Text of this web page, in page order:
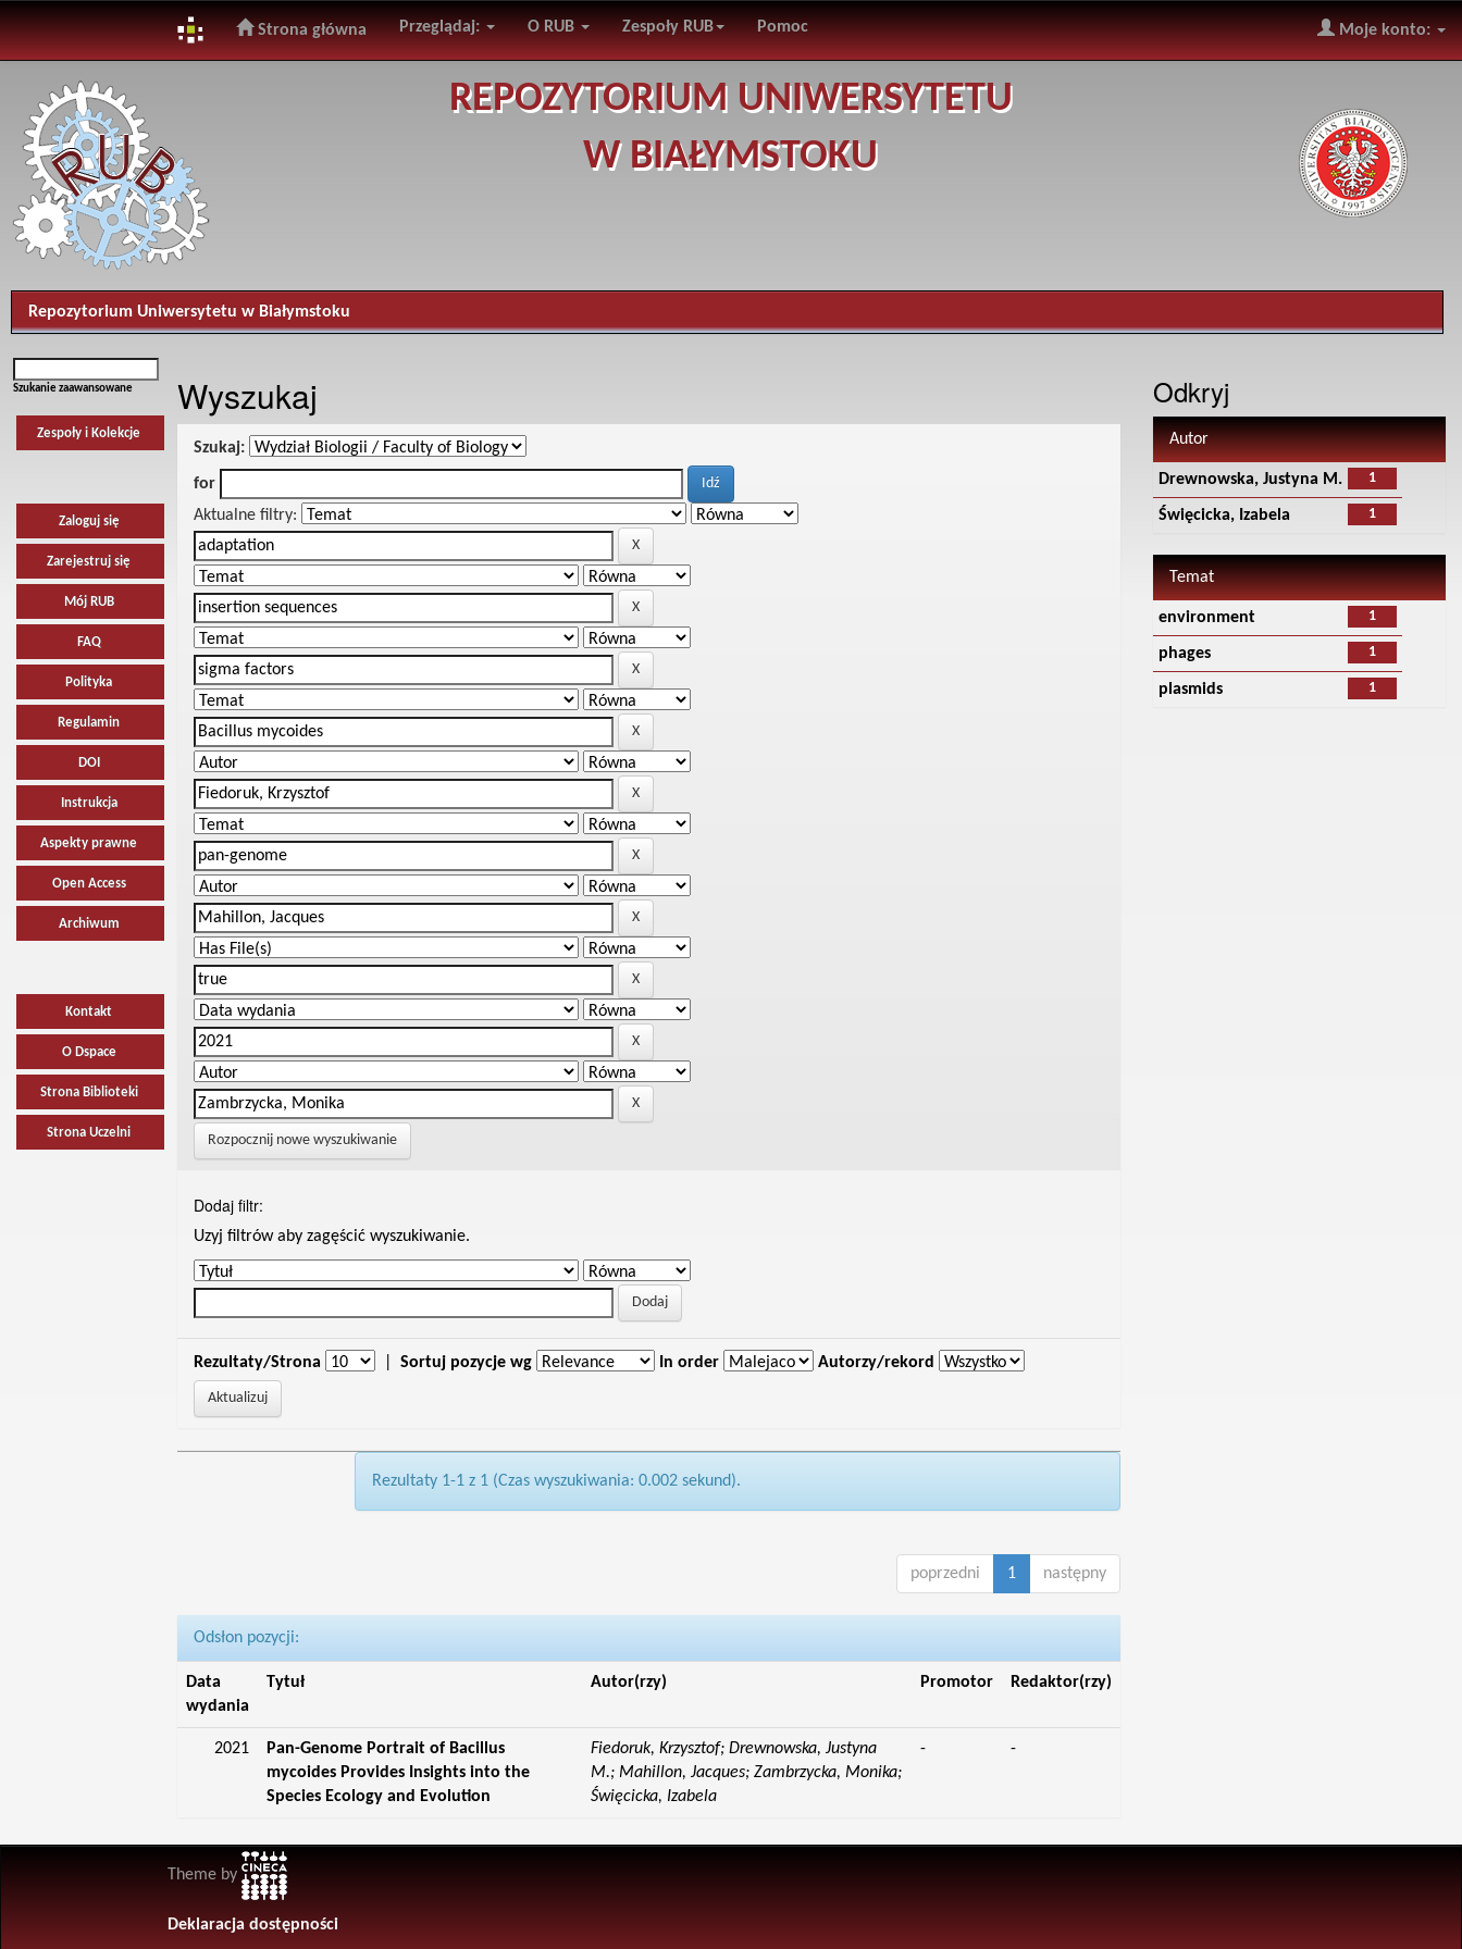
navigation
Strona główna Przeglądaj: O RUB Zespoły RUB Pomoc Moje konto:
REPOZYTORIUM UNIWERSYTETU
W BIAŁYMSTOKU
Repozytorium Uniwersytetu w Białymstoku
Szukanie zaawansowane
Zespoły i Kolekcje
Zaloguj się
Zarejestruj się
Mój RUB
FAQ
Polityka
Regulamin
DOI
Instrukcja
Aspekty prawne
Open Access
Archiwum
Kontakt
O Dspace
Strona Biblioteki
Strona Uczelni
Wyszukaj
Szukaj:
for
Aktualne filtry:
Rozpocznij nowe wyszukiwanie
Dodaj filtr:
Uzyj filtrów aby zagęścić wyszukiwanie.
Rezultaty/Strona Sortuj pozycje wg In order Autorzy/rekord
Rezultaty 1-1 z 1 (Czas wyszukiwania: 0.002 sekund).
poprzedni 1 następny
Odsłon pozycji:
Data
wydania
Tytuł Autor(rzy) Promotor Redaktor(rzy)
2021
Pan-Genome Portrait of Bacillus
mycoides Provides Insights into the
Species Ecology and Evolution
Fiedoruk, Krzysztof; Drewnowska, Justyna
M.; Mahillon, Jacques; Zambrzycka, Monika;
Święcicka, Izabela
- -
Odkryj
Autor
1
Drewnowska, Justyna M.
1
Święcicka, Izabela
Temat
1
environment
1
phages
1
plasmids
Theme by
Deklaracja dostępności